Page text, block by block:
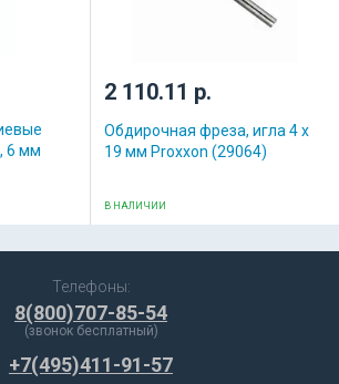
6 мм
2 110.11 р.
Обдирочная фреза, игла 4 х
19 мм Proxxon (29064)
В НАЛИЧИИ
Телефоны:
8(800)707-85-54
(звонок бесплатный)
+7(495)411-91-57